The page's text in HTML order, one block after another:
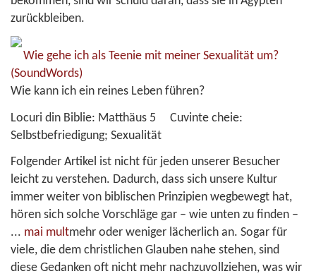
zurückbleiben.
Wie gehe ich als Teenie mit meiner Sexualität um?
(SoundWords)
Wie kann ich ein reines Leben führen?
Locuri din Biblie: Matthäus 5 Cuvinte cheie:
Selbstbefriedigung; Sexualität
Folgender Artikel ist nicht für jeden unserer Besucher
leicht zu verstehen. Dadurch, dass sich unsere Kultur
immer weiter von biblischen Prinzipien wegbewegt hat,
hören sich solche Vorschläge gar – wie unten zu finden –
... mai multmehr oder weniger lächerlich an. Sogar für
viele, die dem christlichen Glauben nahe stehen, sind
diese Gedanken oft nicht mehr nachzuvollziehen, was wir